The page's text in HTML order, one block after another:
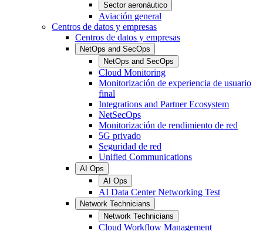
Sector aeronáutico
Aviación general
Centros de datos y empresas
Centros de datos y empresas
NetOps and SecOps
NetOps and SecOps
Cloud Monitoring
Monitorización de experiencia de usuario
final
Integrations and Partner Ecosystem
NetSecOps
Monitorización de rendimiento de red
5G privado
Seguridad de red
Unified Communications
AI Ops
AI Ops
AI Data Center Networking Test
Network Technicians
Network Technicians
Cloud Workflow Management